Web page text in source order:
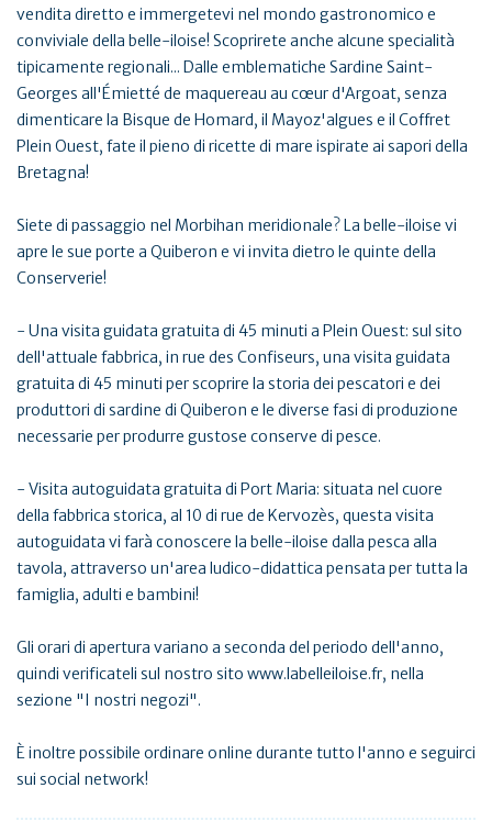
vendita diretto e immergetevi nel mondo gastronomico e
conviviale della belle-iloise! Scoprirete anche alcune specialità
tipicamente regionali... Dalle emblematiche Sardine Saint-
Georges all'Émietté de maquereau au cœur d'Argoat, senza
dimenticare la Bisque de Homard, il Mayoz'algues e il Coffret
Plein Ouest, fate il pieno di ricette di mare ispirate ai sapori della
Bretagna!
Siete di passaggio nel Morbihan meridionale? La belle-iloise vi
apre le sue porte a Quiberon e vi invita dietro le quinte della
Conserverie!
- Una visita guidata gratuita di 45 minuti a Plein Ouest: sul sito
dell'attuale fabbrica, in rue des Confiseurs, una visita guidata
gratuita di 45 minuti per scoprire la storia dei pescatori e dei
produttori di sardine di Quiberon e le diverse fasi di produzione
necessarie per produrre gustose conserve di pesce.
- Visita autoguidata gratuita di Port Maria: situata nel cuore
della fabbrica storica, al 10 di rue de Kervozès, questa visita
autoguidata vi farà conoscere la belle-iloise dalla pesca alla
tavola, attraverso un'area ludico-didattica pensata per tutta la
famiglia, adulti e bambini!
Gli orari di apertura variano a seconda del periodo dell'anno,
quindi verificateli sul nostro sito www.labelleiloise.fr, nella
sezione "I nostri negozi".
È inoltre possibile ordinare online durante tutto l'anno e seguirci
sui social network!